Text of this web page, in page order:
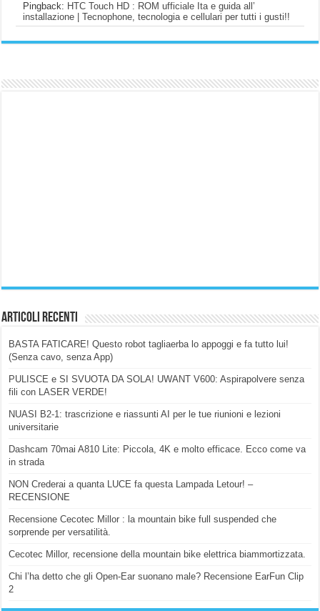
Pingback: HTC Touch HD : ROM ufficiale Ita e guida all’
installazione | Tecnophone, tecnologia e cellulari per tutti i gusti!!
Articoli Recenti
BASTA FATICARE! Questo robot tagliaerba lo appoggi e fa tutto lui!
(Senza cavo, senza App)
PULISCE e SI SVUOTA DA SOLA! UWANT V600: Aspirapolvere senza
fili con LASER VERDE!
NUASI B2-1: trascrizione e riassunti AI per le tue riunioni e lezioni
universitarie
Dashcam 70mai A810 Lite: Piccola, 4K e molto efficace. Ecco come va
in strada
NON Crederai a quanta LUCE fa questa Lampada Letour! –
RECENSIONE
Recensione Cecotec Millor : la mountain bike full suspended che
sorprende per versatilità.
Cecotec Millor, recensione della mountain bike elettrica biammortizzata.
Chi l’ha detto che gli Open-Ear suonano male? Recensione EarFun Clip
2